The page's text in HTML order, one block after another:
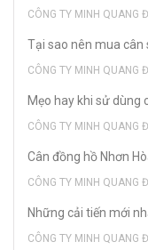
CÔNG TY MINH
Tại sao nên mua cân
CÔNG TY MINH
Mẹo hay khi sử dùng
CÔNG TY MINH
Cân đồng hồ Nhơn
CÔNG TY MINH
Những cải tiến mới
CÔNG TY MINH